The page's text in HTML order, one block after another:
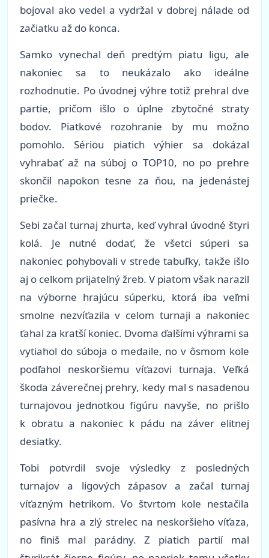
bojoval ako vedel a vydržal v dobrej nálade od
začiatku až do konca.
Samko vynechal deň predtým piatu ligu, ale
nakoniec sa to neukázalo ako ideálne
rozhodnutie. Po úvodnej výhre totiž prehral dve
partie, pričom išlo o úplne zbytočné straty
bodov. Piatkové rozohranie by mu možno
pomohlo. Sériou piatich výhier sa dokázal
vyhrabať až na súboj o TOP10, no po prehre
skončil napokon tesne za ňou, na jedenástej
priečke.
Sebi začal turnaj zhurta, keď vyhral úvodné štyri
kolá. Je nutné dodať, že všetci súperi sa
nakoniec pohybovali v strede tabuľky, takže išlo
aj o celkom prijateľný žreb. V piatom však narazil
na výborne hrajúcu súperku, ktorá iba veľmi
smolne nezvíťazila v celom turnaji a nakoniec
ťahal za kratší koniec. Dvoma ďalšími výhrami sa
vytiahol do súboja o medaile, no v ôsmom kole
podľahol neskoršiemu víťazovi turnaja. Veľká
škoda záverečnej prehry, kedy mal s nasadenou
turnajovou jednotkou figúru navyše, no prišlo
k obratu a nakoniec k pádu na záver elitnej
desiatky.
Tobi potvrdil svoje výsledky z posledných
turnajov a ligových zápasov a začal turnaj
víťazným hetrikom. Vo štvrtom kole nestačila
pasívna hra a zlý strelec na neskoršieho víťaza,
no finiš mal parádny. Z piatich partií mal